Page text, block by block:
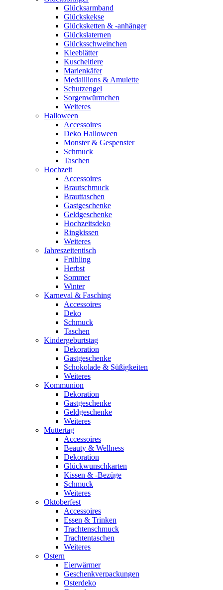
Glücksarmband
Glückskekse
Glücksketten & -anhänger
Glückslaternen
Glücksschweinchen
Kleeblätter
Kuscheltiere
Marienkäfer
Medaillions & Amulette
Schutzengel
Sorgenwürmchen
Weiteres
Halloween
Accessoires
Deko Halloween
Monster & Gespenster
Schmuck
Taschen
Hochzeit
Accessoires
Brautschmuck
Brauttaschen
Gastgeschenke
Geldgeschenke
Hochzeitsdeko
Ringkissen
Weiteres
Jahreszeitentisch
Frühling
Herbst
Sommer
Winter
Karneval & Fasching
Accessoires
Deko
Schmuck
Taschen
Kindergeburtstag
Dekoration
Gastgeschenke
Schokolade & Süßigkeiten
Weiteres
Kommunion
Dekoration
Gastgeschenke
Geldgeschenke
Weiteres
Muttertag
Accessoires
Beauty & Wellness
Dekoration
Glückwunschkarten
Kissen & -Bezüge
Schmuck
Weiteres
Oktoberfest
Accessoires
Essen & Trinken
Trachtenschmuck
Trachtentaschen
Weiteres
Ostern
Eierwärmer
Geschenkverpackungen
Osterdeko